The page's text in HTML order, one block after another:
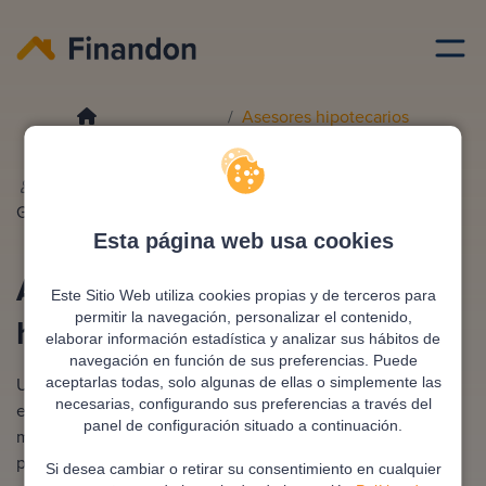
Esta página web usa cookies
Este Sitio Web utiliza cookies propias y de terceros para
permitir la navegación, personalizar el contenido,
elaborar información estadística y analizar sus hábitos de
navegación en función de sus preferencias. Puede
aceptarlas todas, solo algunas de ellas o simplemente las
necesarias, configurando sus preferencias a través del
panel de configuración situado a continuación.
Si desea cambiar o retirar su consentimiento en cualquier
Asesores hipotecarios
Asesores creditos hipotecarios
Gonzalez
Editado y revisado por
Asesores de créditos
hipotecarios
Un asesor de créditos hipotecarios es un profesional
especializado en ayudarte a conseguir la hipoteca que
mejor se adapta a tu perfil económico y necesidades
personales. A diferencia de los bancos, que solo ofrecen